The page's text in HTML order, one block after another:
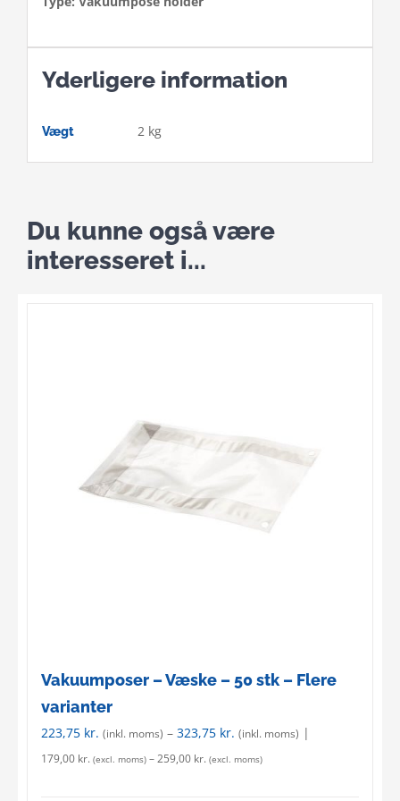
Yderligere information
Vægt 2 kg
Du kunne også være
interesseret i...
Vakuumposer – Væske – 50 stk – Flere
varianter
223,75 kr. (inkl. moms) – 323,75 kr. (inkl. moms) |
179,00 kr. (excl. moms) – 259,00 kr. (excl. moms)